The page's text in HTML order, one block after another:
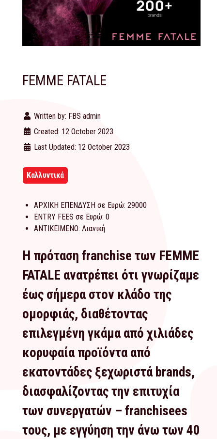
FEMME FATALE
Written by: FBS admin
Created: 12 October 2023
Last Updated: 12 October 2023
Καλλυντικά
ΑΡΧΙΚΗ ΕΠΕΝΔΥΣΗ σε Ευρώ: 29000
ENTRY FEES σε Ευρώ: 0
ΑΝΤΙΚΕΙΜΕΝΟ: Λιανική
Η πρόταση franchise των FEMME
FATALE ανατρέπει ότι γνωρίζαμε
έως σήμερα στον κλάδο της
ομορφιάς, διαθέτοντας
επιλεγμένη γκάμα από χιλιάδες
κορυφαία προϊόντα από
εκατοντάδες ξεχωριστά brands,
διασφαλίζοντας την επιτυχία
των συνεργατών – franchisees
τους, με εγγύηση την άνω των 40